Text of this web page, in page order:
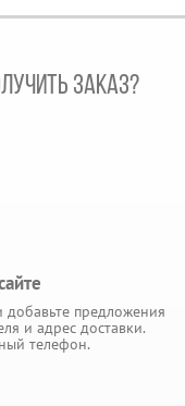
ЗАКАЗ?
предложения
и адрес доставки.
телефон.